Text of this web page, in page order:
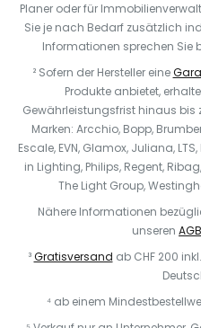
Planer oder für
Sie je nach Bedarf zusätzlich
Informationen sprechen Sie
² Sofern der Hersteller eine
Produkte anbietet,
Gewährleistungsfrist hinaus
Marken: Arcchio, Bopp,
Escale, EVN, Glamox, Juliana,
in Lighting, Philips, Regent,
The Light Group,
Nähere Informationen
unseren AGB
³Gratisversand ab CHF 200
⁴ ab einem